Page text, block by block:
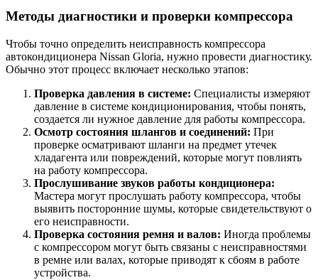
Методы диагностики и проверки компрессора
Чтобы точно определить неисправность компрессора
автокондиционера Nissan Gloria, нужно провести диагностику.
Обычно этот процесс включает несколько этапов:
Проверка давления в системе: Специалисты измеряют
давление в системе кондиционирования, чтобы понять,
создается ли нужное давление для работы компрессора.
Осмотр состояния шлангов и соединений: При
проверке осматривают шланги на предмет утечек
хладагента или повреждений, которые могут повлиять
на работу компрессора.
Прослушивание звуков работы кондиционера:
Мастера могут прослушать работу компрессора, чтобы
выявить посторонние шумы, которые свидетельствуют о
его неисправности.
Проверка состояния ремня и валов: Иногда проблемы
с компрессором могут быть связаны с неисправностями
в ремне или валах, которые приводят к сбоям в работе
устройства.